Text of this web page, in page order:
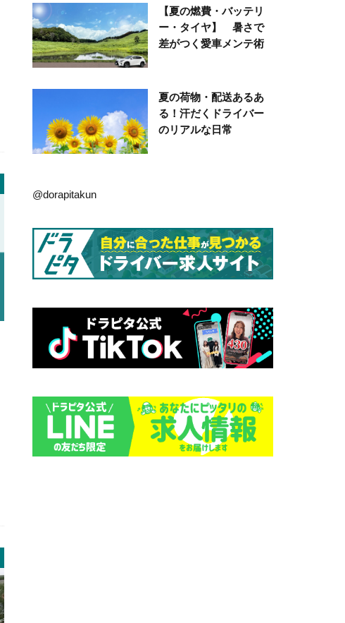
【夏の燃費・バッテリ
ー・タイヤ】 暑さで
差がつく愛車メンテ術
夏の荷物・配送あるあ
る！汗だくドライバー
のリアルな日常
@dorapitakun